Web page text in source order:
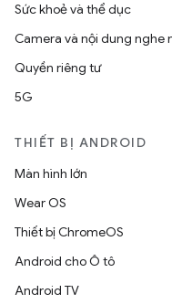
Sức khoẻ và thể dục
Camera và nội dung nghe
Quyền riêng tư
5G
THIẾT BỊ ANDROID
Màn hình lớn
Wear OS
Thiết bị ChromeOS
Android cho Ô tô
Android TV